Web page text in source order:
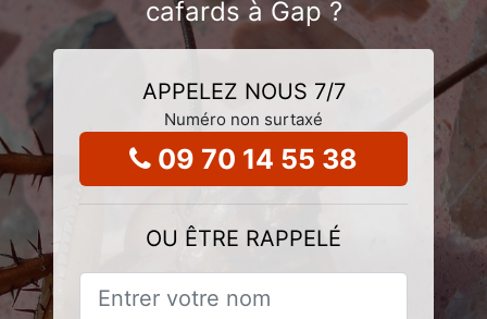
cafards à Gap ?
APPELEZ NOUS 7/7
Numéro non surtaxé
09 70 14 55 38
OU ÊTRE RAPPELÉ